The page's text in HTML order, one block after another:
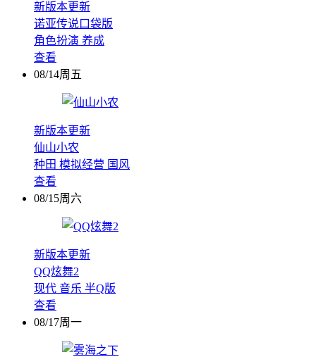
新版本更新
诺亚传说口袋版
角色扮演 养成
查看
08/14周五
新版本更新
仙山小农
种田 模拟经营 国风
查看
08/15周六
新版本更新
QQ炫舞2
现代 音乐 半Q版
查看
08/17周一